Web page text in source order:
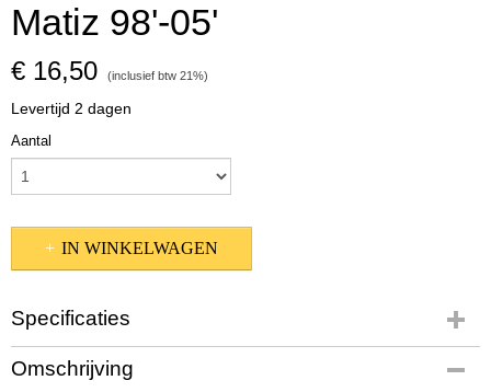
Matiz 98'-05'
€ 16,50 (inclusief btw 21%)
Levertijd 2 dagen
Aantal
IN WINKELWAGEN
Specificaties
Bruto gewicht
1,00 Kg
Omschrijving